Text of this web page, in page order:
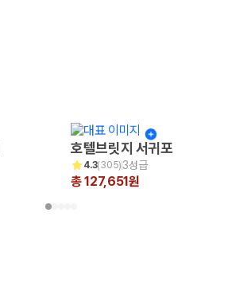
호텔브릿지 서귀포
4.3(305)3성급
총 127,651원